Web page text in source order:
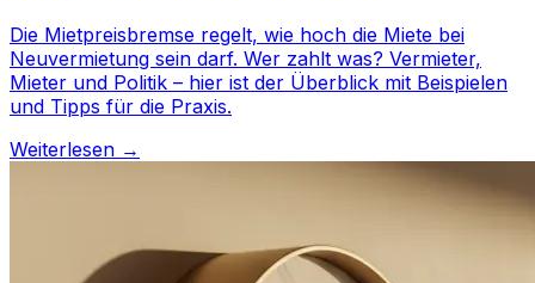
Die Mietpreisbremse regelt, wie hoch die Miete bei
Neuvermietung sein darf. Wer zahlt was? Vermieter,
Mieter und Politik – hier ist der Überblick mit Beispielen
und Tipps für die Praxis.
Weiterlesen →